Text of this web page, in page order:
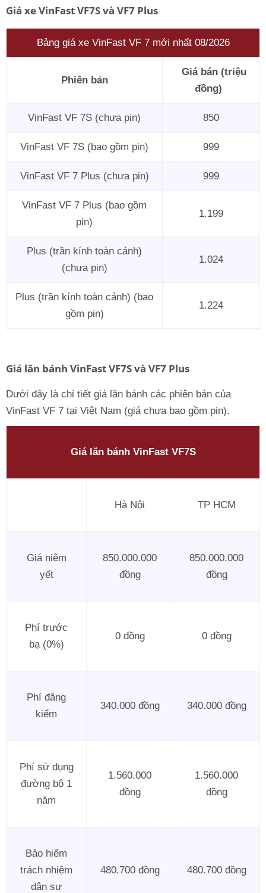
Giá xe VinFast VF7S và VF7 Plus
Bảng giá xe VinFast VF 7 mới nhất 08/2026
Phiên bản
Giá bán (triệu
đồng)
VinFast VF 7S (chưa pin) 850
VinFast VF 7S (bao gồm pin) 999
VinFast VF 7 Plus (chưa pin) 999
VinFast VF 7 Plus (bao gồm
pin)
1.199
Plus (trần kính toàn cảnh)
(chưa pin)
1.024
Plus (trần kính toàn cảnh) (bao
gồm pin)
1.224
Giá lăn bánh VinFast VF7S và VF7 Plus
Dưới đây là chi tiết giá lăn bánh các phiên bản của
VinFast VF 7 tại Việt Nam (giá chưa bao gồm pin).
Giá lăn bánh VinFast VF7S
Hà Nội TP HCM
Giá niêm
yết
850.000.000
đồng
850.000.000
đồng
Phí trước
bạ (0%)
0 đồng 0 đồng
Phí đăng
kiểm
340.000 đồng 340.000 đồng
Phí sử dụng
đường bộ 1
năm
1.560.000
đồng
1.560.000
đồng
Bảo hiểm
trách nhiệm
dân sự
480.700 đồng 480.700 đồng